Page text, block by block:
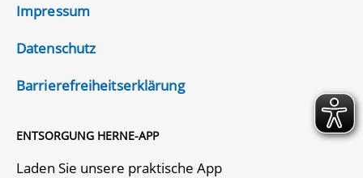
Impressum
Datenschutz
Barrierefreiheitserklärung
ENTSORGUNG HERNE-APP
Laden Sie unsere praktische App